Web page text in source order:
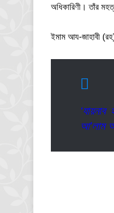
অধিকারিণী। তাঁর
ইমাম আয-জাহাবী
আ’লাম